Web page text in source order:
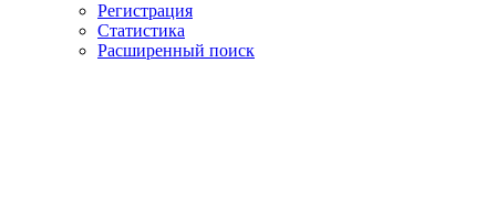
Регистрация
Статистика
Расширенный поиск